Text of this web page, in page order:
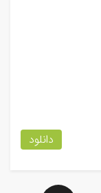
دانلود